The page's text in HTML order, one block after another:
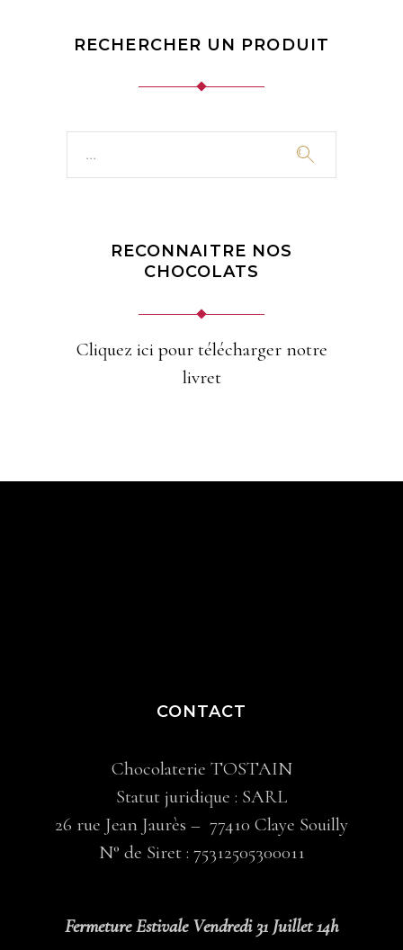
RECHERCHER UN PRODUIT
for:
RECONNAITRE NOS
CHOCOLATS
Cliquez ici pour télécharger notre
livret
CONTACT
Chocolaterie TOSTAIN
Statut juridique : SARL
26 rue Jean Jaurès – 77410 Claye Souilly
N° de Siret : 75312505300011
Fermeture Estivale Vendredi 31 Juillet 14h